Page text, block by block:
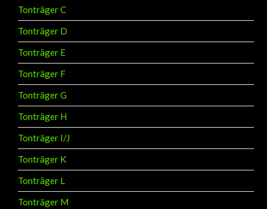
Tonträger C
Tonträger D
Tonträger E
Tonträger F
Tonträger G
Tonträger H
Tonträger I/J
Tonträger K
Tonträger L
Tonträger M